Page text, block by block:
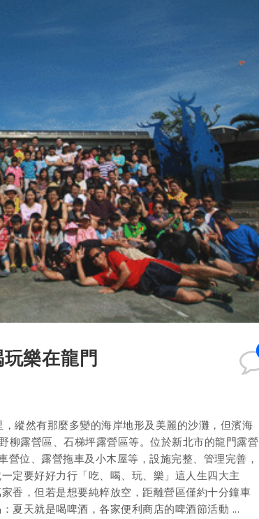
樂在龍門
縱然有那麼多變的海岸地形及美麗的沙灘，但濱海
柳露營區、石梯坪露營區等。位於新北市的龍門露營
位、露營拖車及小木屋等，設施完整、管理完善，
定要好好力行「吃、喝、玩、樂」這人生四大主
香，但若是想要純粹放空，距離營區僅約十分鐘車
夏天就是喝啤酒，各家便利商店的啤酒節活動 ...